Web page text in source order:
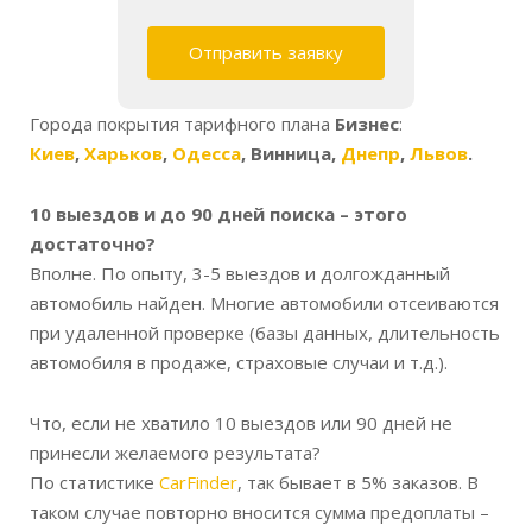
Отправить заявку
Города покрытия тарифного плана Бизнес:
Киев, Харьков, Одесса, Винница, Днепр, Львов.
10 выездов и до 90 дней поиска – этого
достаточно?
Вполне. По опыту, 3-5 выездов и долгожданный
автомобиль найден. Многие автомобили отсеиваются
при удаленной проверке (базы данных, длительность
автомобиля в продаже, страховые случаи и т.д.).
Что, если не хватило 10 выездов или 90 дней не
принесли желаемого результата?
По статистике CarFinder, так бывает в 5% заказов. В
таком случае повторно вносится сумма предоплаты –